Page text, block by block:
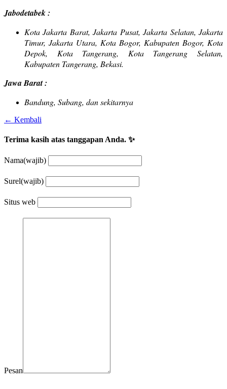
Jabodetabek :
Kota Jakarta Barat, Jakarta Pusat, Jakarta Selatan, Jakarta
Timur, Jakarta Utara, Kota Bogor, Kabupaten Bogor, Kota
Depok, Kota Tangerang, Kota Tangerang Selatan,
Kabupaten Tangerang, Bekasi.
Jawa Barat :
Bandung, Subang, dan sekitarnya
← Kembali
Terima kasih atas tanggapan Anda. ✨
Nama(wajib)
Surel(wajib)
Situs web
Pesan